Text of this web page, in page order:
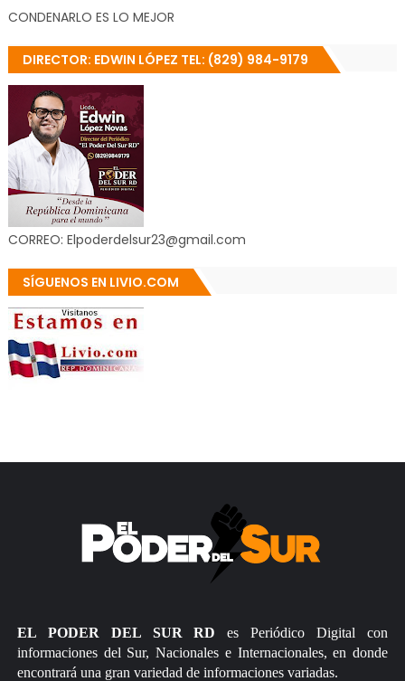
CONDENARLO ES LO MEJOR
DIRECTOR: EDWIN LÓPEZ TEL: (829) 984-9179
CORREO: Elpoderdelsur23@gmail.com
SÍGUENOS EN LIVIO.COM
EL PODER DEL SUR RD es Periódico Digital con
informaciones del Sur, Nacionales e Internacionales, en donde
encontrará una gran variedad de informaciones variadas.